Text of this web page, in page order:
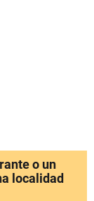
o un
localidad